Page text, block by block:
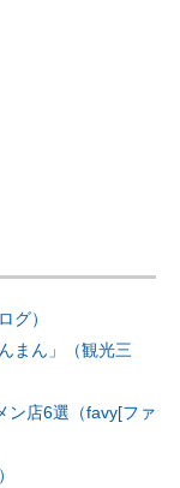
グ）
まん」（観光三
ン店6選（favy[ファ